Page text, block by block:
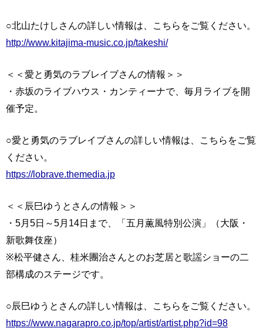
○北山たけしさんの詳しい情報は、こちらをご覧ください。
http://www.kitajima-music.co.jp/takeshi/
＜＜愛と勇気のラブレイブさんの情報＞＞
・赤坂のライブハウス・カンティーナで、毎月ライブを開
催予定。
○愛と勇気のラブレイブさんの詳しい情報は、こちらをご覧
ください。
https://lobrave.themedia.jp
＜＜辰巳ゆうとさんの情報＞＞
・5月5日～5月14日まで、「五月薫風特別公演」（大阪・
新歌舞伎座）
※松平健さん、桂米團治さんとのお芝居と歌謡ショーの二
部構成のステージです。
○辰巳ゆうとさんの詳しい情報は、こちらをご覧ください。
https://www.nagarapro.co.jp/top/artist/artist.php?id=98